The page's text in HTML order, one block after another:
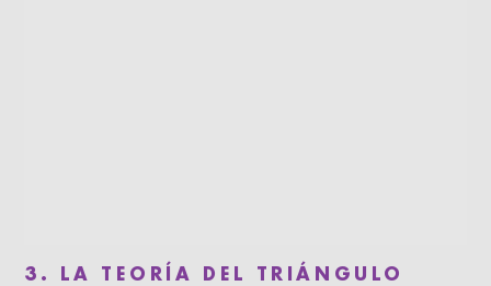
3. LA TEORÍA DEL TRIÁNGULO